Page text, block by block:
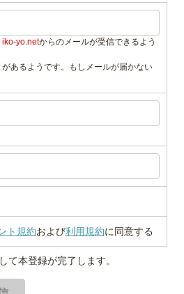
iko-yo.netからのメールが受信できるよう
あるようです。もしメールが届かない
ト規約および利用規約に同意する
本登録が完了します。